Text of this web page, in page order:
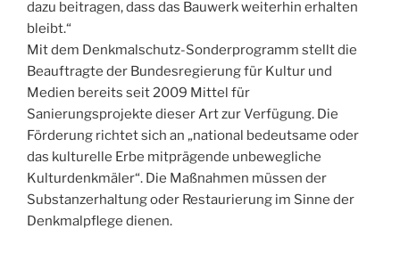
dazu beitragen, dass das Bauwerk weiterhin erhalten
bleibt.“
Mit dem Denkmalschutz-Sonderprogramm stellt die
Beauftragte der Bundesregierung für Kultur und
Medien bereits seit 2009 Mittel für
Sanierungsprojekte dieser Art zur Verfügung. Die
Förderung richtet sich an „national bedeutsame oder
das kulturelle Erbe mitprägende unbewegliche
Kulturdenkmäler“. Die Maßnahmen müssen der
Substanzerhaltung oder Restaurierung im Sinne der
Denkmalpflege dienen.